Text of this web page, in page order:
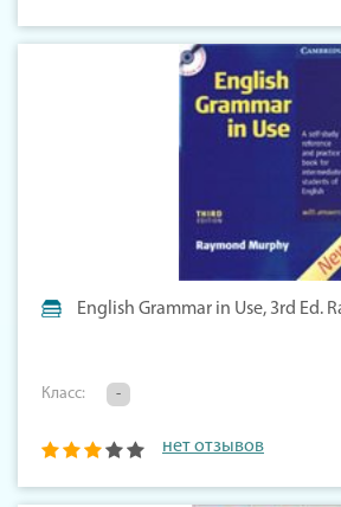
English Grammar in Use, 3rd Ed.
Класс: -
нет отзывов